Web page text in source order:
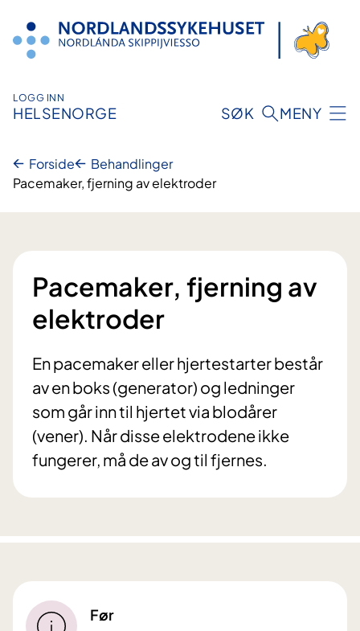
innhold
LOGG INN
HELSENORGE SØK MENY
Forside
Behandlinger
Pacemaker, fjerning av elektroder
Pacemaker, fjerning av
elektroder
En pacemaker eller hjertestarter består
av en boks (generator) og ledninger
som går inn til hjertet via blodårer
(vener). Når disse elektrodene ikke
fungerer, må de av og til fjernes.
Før